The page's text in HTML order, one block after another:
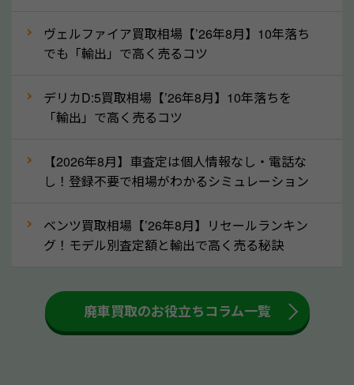
でも高価買取が可能なケースは珍しくないため、まず
はWebで簡単にできる無料査定をお試しください。
実績」で確認できます。
⑤車内の簡単な清掃で買取価格アップも！
しばらく乗っていない車は、車内のシートや座席の下
が汚れていることも多いです。シミや汚れが付着して
す。車内の汚れは簡単な清掃だけで取り除けることも
多いため、査定前にチェックして、清掃をしておくの
大きな汚れがない限り必要はありません。査定に影響
するケースは少ないため、そのままお持ちいただいて
ヴェルファイア買取相場【’26年8月】10年落ち
でも「輸出」で高く売るコツ
デリカD:5買取相場【’26年8月】10年落ちを
「輸出」で高く売るコツ
【2026年8月】車査定は個人情報なし・電話な
し！登録不要で相場がわかるシミュレーション
ベンツ買取相場【’26年8月】リセールランキン
グ！モデル別査定額と輸出で高く売る秘訣
廃車買取のお役立ちコラム一覧